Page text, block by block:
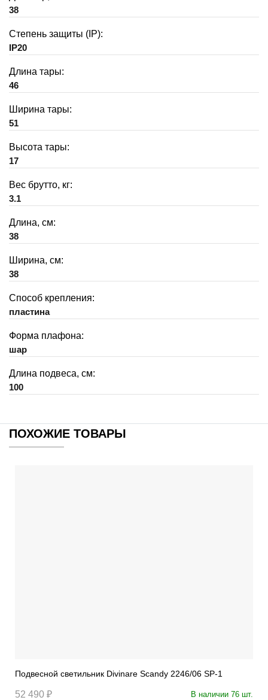
38
Степень защиты (IP):
IP20
Длина тары:
46
Ширина тары:
51
Высота тары:
17
Вес брутто, кг:
3.1
Длина, см:
38
Ширина, см:
38
Способ крепления:
пластина
Форма плафона:
шар
Длина подвеса, см:
100
ПОХОЖИЕ ТОВАРЫ
Подвесной светильник Divinare Scandy 2246/06 SP-1
52 490 ₽ В наличии 76 шт.